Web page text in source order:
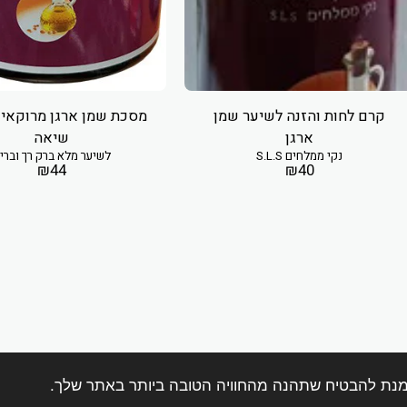
קרם לחות והזנה לשיער שמן
ארגן
נקי ממלחים S.L.S
₪40
מסכת שמן ארגן
שיאה
לשיער מלא ברק רך
₪44